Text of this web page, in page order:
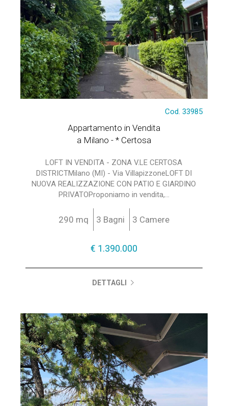
Cod. 33985
Appartamento in Vendita
a Milano - * Certosa
LOFT IN VENDITA - ZONA V.LE CERTOSA
DISTRICTMilano (MI) - Via VillapizzoneLOFT DI
NUOVA REALIZZAZIONE CON PATIO E GIARDINO
PRIVATOProponiamo in vendita,...
290 mq 3 Bagni 3 Camere
€ 1.390.000
DETTAGLI